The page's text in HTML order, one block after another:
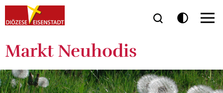
Markt Neuhodis